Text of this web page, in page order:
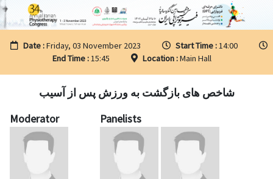
Date :Friday, 03 November 2023 Start Time :14:00
End Time :15:45 Location :Main Hall
شاخص های بازگشت به ورزش پس از آسیب
Moderator
Panelists